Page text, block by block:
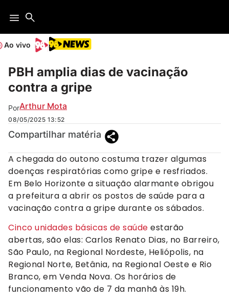
Ao vivo
PBH amplia dias de vacinação
contra a gripe
PorArthur Mota
08/05/2025 13:52
Compartilhar matéria
A chegada do outono costuma trazer algumas
doenças respiratórias como gripe e resfriados.
Em Belo Horizonte a situação alarmante obrigou
a prefeitura a abrir os postos de saúde para a
vacinação contra a gripe durante os sábados.
Cinco unidades básicas de saúde estarão
abertas, são elas: Carlos Renato Dias, no Barreiro,
São Paulo, na Regional Nordeste, Heliópolis, na
Regional Norte, Betânia, na Regional Oeste e Rio
Branco, em Venda Nova. Os horários de
funcionamento vão de 7 da manhã às 19h.